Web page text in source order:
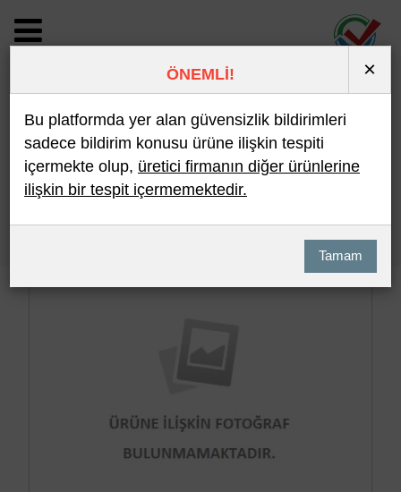
BİLDİRİM DETAYI
Son 10 Bildirim En Çok İncelenen
ÖNEMLİ! ×
Bu platformda yer alan güvensizlik bildirimleri
sadece bildirim konusu ürüne ilişkin tespiti
içermekte olup, üretici firmanın diğer ürünlerine
ilişkin bir tespit içermemektedir.
Tamam